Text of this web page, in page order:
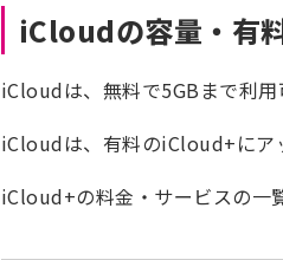
iCloudの容量・有
iCloudは、無料で5GBまで利用
iCloudは、有料のiCloud+にア
iCloud+の料金・サービスの一